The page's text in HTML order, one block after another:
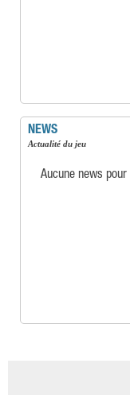
NEWS
Actualité du jeu
Aucune news